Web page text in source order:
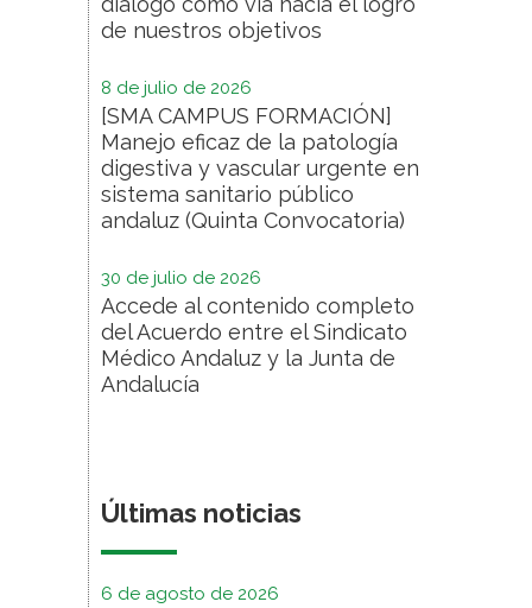
de nuestros objetivos
8 de julio de 2026
[SMA CAMPUS FORMACIÓN]
Manejo eficaz de la patología
digestiva y vascular urgente en
sistema sanitario público
andaluz (Quinta Convocatoria)
30 de julio de 2026
Accede al contenido completo
del Acuerdo entre el Sindicato
Médico Andaluz y la Junta de
Andalucía
Últimas noticias
6 de agosto de 2026